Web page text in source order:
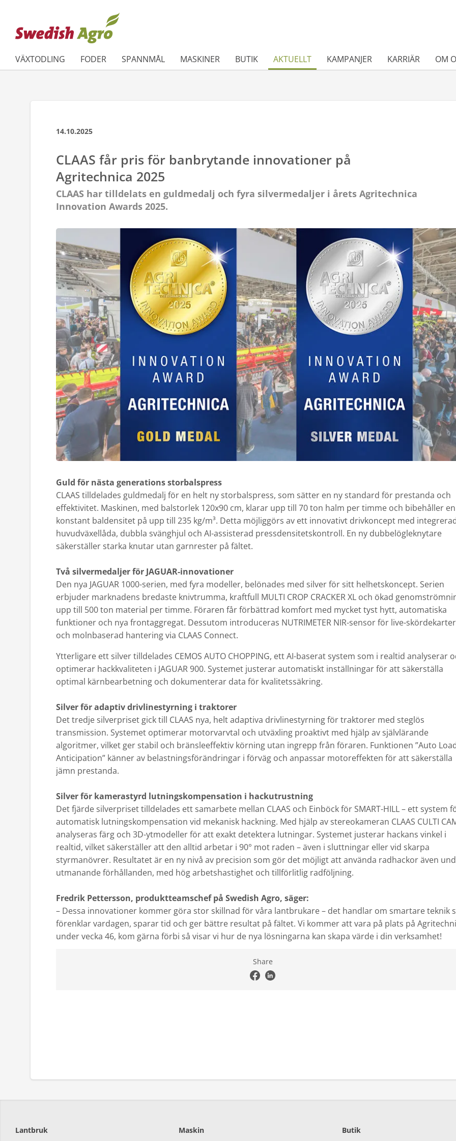
VÄXTODLING FODER SPANNMÅL MASKINER BUTIK AKTUELLT KAMPANJER KARRIÄR OM
14.10.2025
CLAAS får pris för banbrytande innovationer på
Agritechnica 2025
CLAAS har tilldelats en guldmedalj och fyra silvermedaljer i årets Agritechnica
Innovation Awards 2025.
Guld för nästa generations storbalspress
CLAAS tilldelades guldmedalj för en helt ny storbalspress, som sätter en ny standard för prestanda och
effektivitet. Maskinen, med balstorlek 120x90 cm, klarar upp till 70 ton halm per timme och bibehåller en
konstant baldensitet på upp till 235 kg/m³. Detta möjliggörs av ett innovativt drivkoncept med
huvudväxellåda, dubbla svänghjul och AI-assisterad pressdensitetskontroll. En ny dubbelögleknytare
säkerställer starka knutar utan garnrester på fältet.
Två silvermedaljer för JAGUAR-innovationer
Den nya JAGUAR 1000-serien, med fyra modeller, belönades med silver för sitt helhetskoncept. Serien
erbjuder marknadens bredaste knivtrumma, kraftfull MULTI CROP CRACKER XL och ökad
upp till 500 ton material per timme. Föraren får förbättrad komfort med mycket tyst hytt, automatiska
funktioner och nya frontaggregat. Dessutom introduceras NUTRIMETER NIR-sensor för live-
och molnbaserad hantering via CLAAS Connect.
Ytterligare ett silver tilldelades CEMOS AUTO CHOPPING, ett AI-baserat system som i realtid analyserar
optimerar hackkvaliteten i JAGUAR 900. Systemet justerar automatiskt inställningar för att säkerställa
optimal kärnbearbetning och dokumenterar data för kvalitetssäkring.
Silver för adaptiv drivlinestyrning i traktorer
Det tredje silverpriset gick till CLAAS nya, helt adaptiva drivlinestyrning för traktorer med steglös
transmission. Systemet optimerar motorvarvtal och utväxling proaktivt med hjälp av självlärande
algoritmer, vilket ger stabil och bränsleeffektiv körning utan ingrepp från föraren. Funktionen ”Auto
Anticipation” känner av belastningsförändringar i förväg och anpassar motoreffekten för att säkerställa
jämn prestanda.
Silver för kamerastyrd lutningskompensation i hackutrustning
Det fjärde silverpriset tilldelades ett samarbete mellan CLAAS och Einböck för SMART-HILL – ett system
automatisk lutningskompensation vid mekanisk hackning. Med hjälp av stereokameran CLAAS CULTI
analyseras färg och 3D-ytmodeller för att exakt detektera lutningar. Systemet justerar hackans vinkel i
realtid, vilket säkerställer att den alltid arbetar i 90° mot raden – även i sluttningar eller vid skarpa
styrmanövrer. Resultatet är en ny nivå av precision som gör det möjligt att använda radhackor även
utmanande förhållanden, med hög arbetshastighet och tillförlitlig radföljning.
Fredrik Pettersson, produktteamschef på Swedish Agro, säger:
– Dessa innovationer kommer göra stor skillnad för våra lantbrukare – det handlar om smartare teknik
förenklar vardagen, sparar tid och ger bättre resultat på fältet. Vi kommer att vara på plats på
under vecka 46, kom gärna förbi så visar vi hur de nya lösningarna kan skapa värde i din verksamhet!
Share
Lantbruk Maskin Butik